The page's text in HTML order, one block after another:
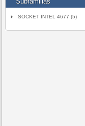
SOCKET INTEL 4677 (5)